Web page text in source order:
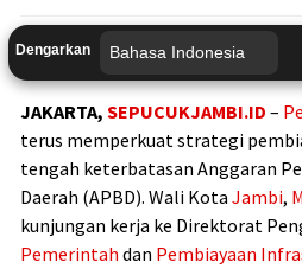
Dengarkan
JAKARTA, SEPUCUKJAMBI.ID –
terus memperkuat strategi
tengah keterbatasan Anggaran
Daerah (APBD). Wali Kota Jambi,
kunjungan kerja ke Direktorat
Pemerintah dan Pembiayaan